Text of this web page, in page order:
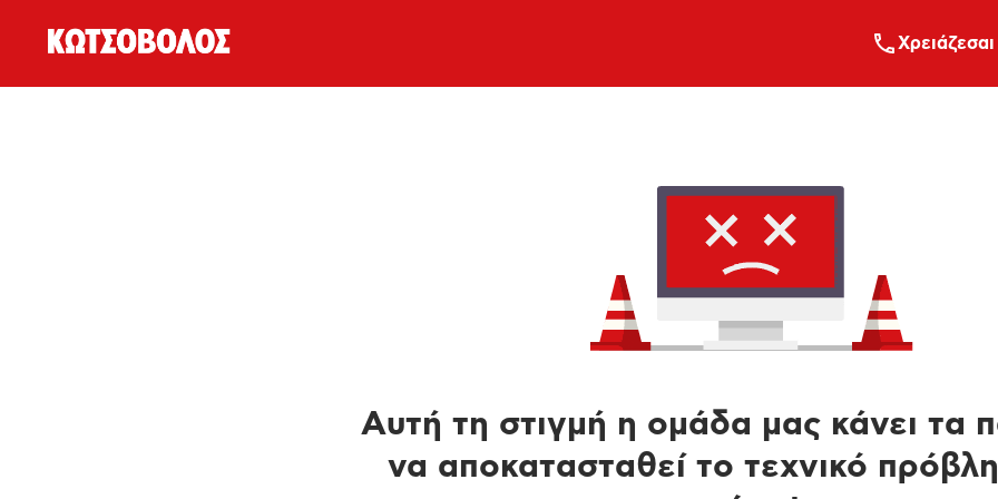
Αυτή τη στιγμή η ομάδα μας κάνει τα
να αποκατασταθεί το τεχνικό